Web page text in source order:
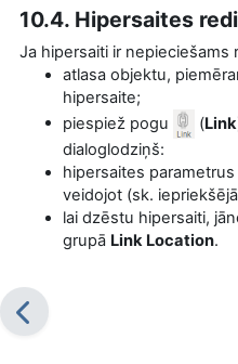
10.4. Hipersaites
Ja hipersaiti ir nepieciešams
atlasa objektu,
hipersaite;
piespiež pogu
(Link
dialoglodziņš:
hipersaites
veidojot (sk.
lai dzēstu hipersaiti,
grupā Link Location.